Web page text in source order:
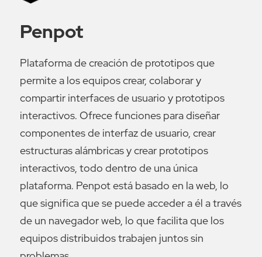
Penpot
Plataforma de creación de prototipos que
permite a los equipos crear, colaborar y
compartir interfaces de usuario y prototipos
interactivos. Ofrece funciones para diseñar
componentes de interfaz de usuario, crear
estructuras alámbricas y crear prototipos
interactivos, todo dentro de una única
plataforma. Penpot está basado en la web, lo
que significa que se puede acceder a él a través
de un navegador web, lo que facilita que los
equipos distribuidos trabajen juntos sin